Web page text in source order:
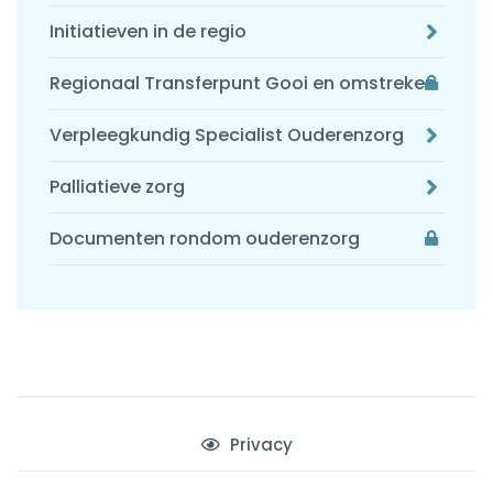
Initiatieven in de regio
Regionaal Transferpunt Gooi en omstreken
Verpleegkundig Specialist Ouderenzorg
Palliatieve zorg
Documenten rondom ouderenzorg
Privacy